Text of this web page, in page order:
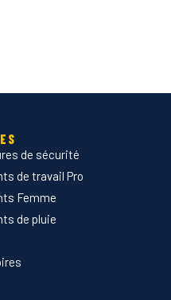
de sécurité
de travail Pro
Femme
de pluie